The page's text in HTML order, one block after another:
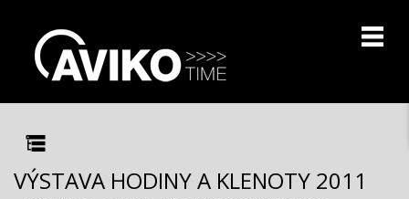
VÝSTAVA HODINY A KLENOTY 2011